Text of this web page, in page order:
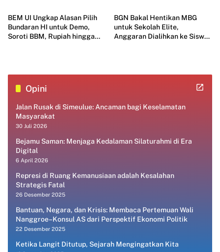
BEM UI Ungkap Alasan Pilih
Bundaran HI untuk Demo,
Soroti BBM, Rupiah hingga
BGN Bakal Hentikan MBG
untuk Sekolah Elite,
Anggaran Dialihkan ke Siswa
Opini
Jalan Rusak di Simeulue: Ancaman bagi Keselamatan
Masyarakat
30 Juli 2026
Bejamu Saman: Menjaga Kedalaman Silaturahmi di Era
Digital
6 April 2026
Represi di Ruang Kemanusiaan adalah Kesalahan
Strategis Fatal
26 Desember 2025
Bantuan, Negara, dan Krisis: Membaca Pertemuan Wali
Nanggroe–Konsul AS dari Perspektif Ekonomi Politik
22 Desember 2025
Ketika Langit Ditutup, Sejarah Mengingatkan Kita